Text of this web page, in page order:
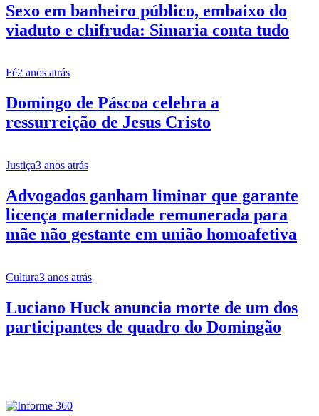
Sexo em banheiro público, embaixo do
viaduto e chifruda: Simaria conta tudo
Fé2 anos atrás
Domingo de Páscoa celebra a
ressurreição de Jesus Cristo
Justiça3 anos atrás
Advogados ganham liminar que garante
licença maternidade remunerada para
mãe não gestante em união homoafetiva
Cultura3 anos atrás
Luciano Huck anuncia morte de um dos
participantes de quadro do Domingão